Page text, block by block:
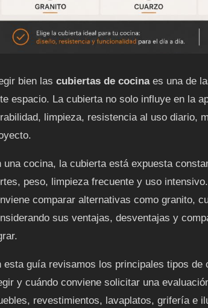
bien lascubiertas de cocinaes una de
espacio. La cubierta no solo influye en la
limpieza, resistencia al uso diario,
una cocina, la cubierta está expuesta
peso, limpieza frecuente y uso
comparar alternativas como granito,
sus ventajas, desventajas y
esta guía revisamos los principales tipos
y cuándo conviene solicitar una
revestimientos, lavaplatos, grifería e